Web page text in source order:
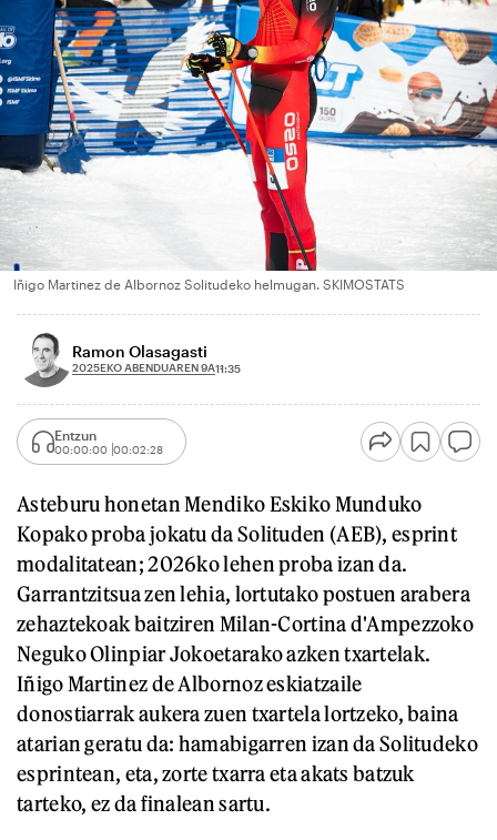
Iñigo Martinez de Albornoz Solitudeko helmugan. SKIMOSTATS
Ramon Olasagasti
2025EKO ABENDUAREN 9A11:35
Entzun
00:00:00 00:02:28
Asteburu honetan Mendiko Eskiko Munduko
Kopako proba jokatu da Solituden (AEB), esprint
modalitatean; 2026ko lehen proba izan da.
Garrantzitsua zen lehia, lortutako postuen arabera
zehaztekoak baitziren Milan-Cortina d'Ampezzoko
Neguko Olinpiar Jokoetarako azken txartelak.
Iñigo Martinez de Albornoz eskiatzaile
donostiarrak aukera zuen txartela lortzeko, baina
atarian geratu da: hamabigarren izan da Solitudeko
esprintean, eta, zorte txarra eta akats batzuk
tarteko, ez da finalean sartu.